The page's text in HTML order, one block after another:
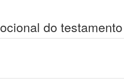
do testamento